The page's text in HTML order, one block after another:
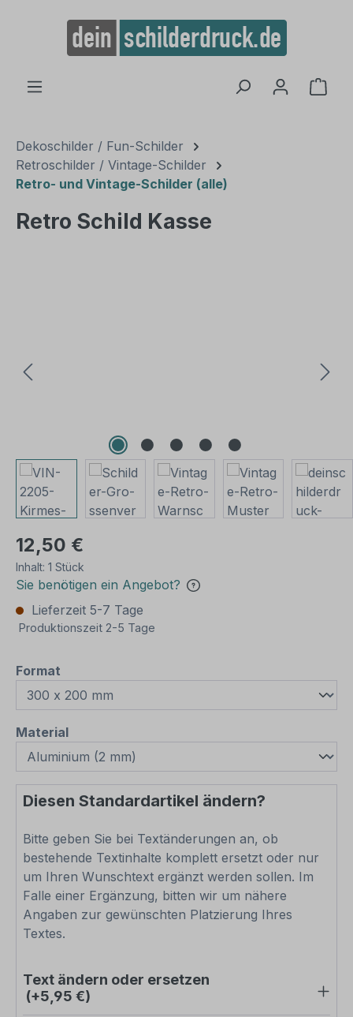
springen
Dekoschilder / Fun-Schilder
Retroschilder / Vintage-Schilder
Retro- und Vintage-Schilder (alle)
Retro Schild Kasse
12,50 €
Inhalt: 1 Stück
Sie benötigen ein Angebot?
Lieferzeit 5-7 Tage
Produktionszeit 2-5 Tage
Format
Materialauswählen
Diesen Standardartikel ändern?
Bitte geben Sie bei Textänderungen an, ob
bestehende Textinhalte komplett ersetzt oder nur
um Ihren Wunschtext ergänzt werden sollen. Im
Falle einer Ergänzung, bitten wir um nähere
Angaben zur gewünschten Platzierung Ihres
Textes.
Text ändern oder ersetzen
(+5,95 €)